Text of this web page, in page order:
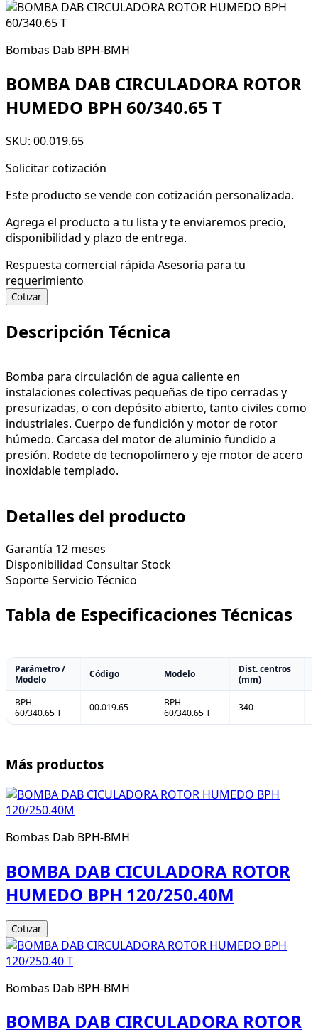
Bombas Dab BPH-BMH
BOMBA DAB CIRCULADORA ROTOR
HUMEDO BPH 60/340.65 T
SKU: 00.019.65
Solicitar cotización
Este producto se vende con cotización personalizada.
Agrega el producto a tu lista y te enviaremos precio,
disponibilidad y plazo de entrega.
Respuesta comercial rápida Asesoría para tu
requerimiento
Cotizar
Descripción Técnica
Bomba para circulación de agua caliente en
instalaciones colectivas pequeñas de tipo cerradas y
presurizadas, o con depósito abierto, tanto civiles como
industriales. Cuerpo de fundición y motor de rotor
húmedo. Carcasa del motor de aluminio fundido a
presión. Rodete de tecnopolímero y eje motor de acero
inoxidable templado.
Detalles del producto
Garantía 12 meses
Disponibilidad Consultar Stock
SoporteServicio Técnico
Tabla de Especificaciones Técnicas
Parámetro /
Modelo
Código Modelo
Dist. centros
(mm)
BPH
60/340.65 T
00.019.65
BPH
60/340.65 T
340
Más productos
Bombas Dab BPH-BMH
BOMBA DAB CICULADORA ROTOR
HUMEDO BPH 120/250.40M
Cotizar
Bombas Dab BPH-BMH
BOMBA DAB CIRCULADORA ROTOR